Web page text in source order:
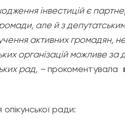
інвестицій є
але й з
активних громадян,
організацій можливе
рад, –прокоментувала
ради: